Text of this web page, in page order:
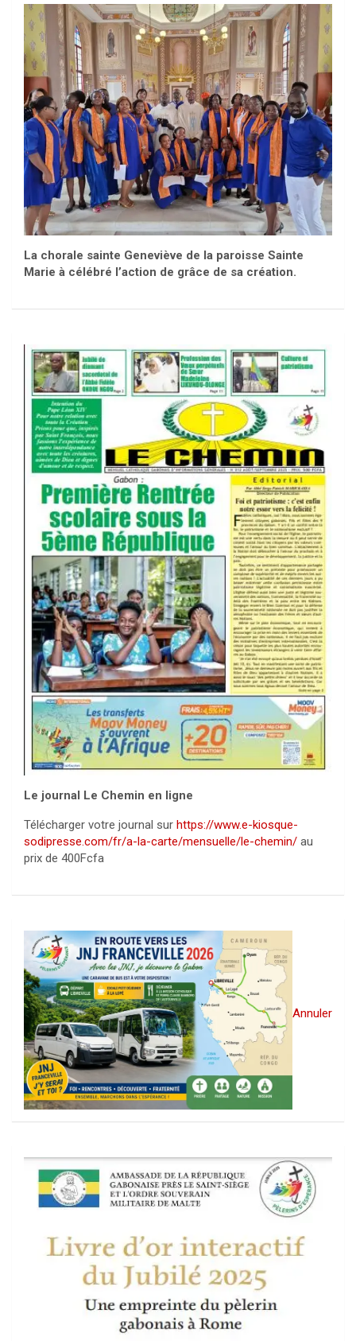
La chorale sainte Geneviève de la paroisse Sainte
Marie à célébré l’action de grâce de sa création.
Le journal Le Chemin en ligne
Télécharger votre journal sur https://www.e-kiosque-
sodipresse.com/fr/a-la-carte/mensuelle/le-chemin/ au
prix de 400Fcfa
Annuler